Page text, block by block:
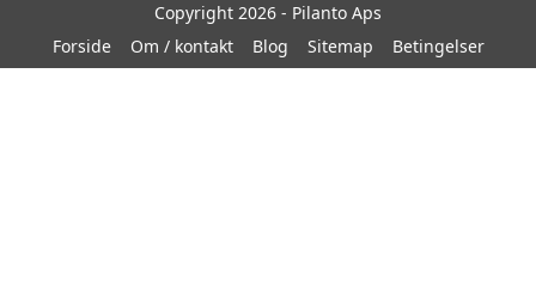
Copyright 2026 - Pilanto Aps
Forside
Om / kontakt Blog Sitemap Betingelser